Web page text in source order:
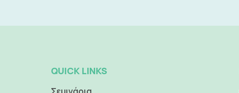
QUICK LINKS